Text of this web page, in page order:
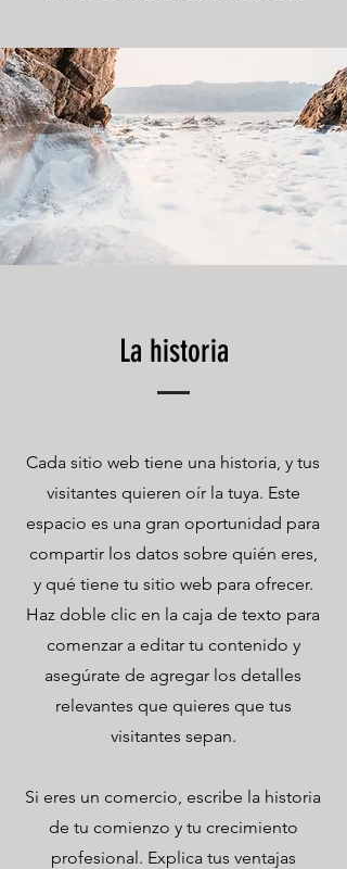
La historia
Cada sitio web tiene una historia, y tus
visitantes quieren oír la tuya. Este
espacio es una gran oportunidad para
compartir los datos sobre quién eres,
y qué tiene tu sitio web para ofrecer.
Haz doble clic en la caja de texto para
comenzar a editar tu contenido y
asegúrate de agregar los detalles
relevantes que quieres que tus
visitantes sepan.
Si eres un comercio, escribe la historia
de tu comienzo y tu crecimiento
profesional. Explica tus ventajas